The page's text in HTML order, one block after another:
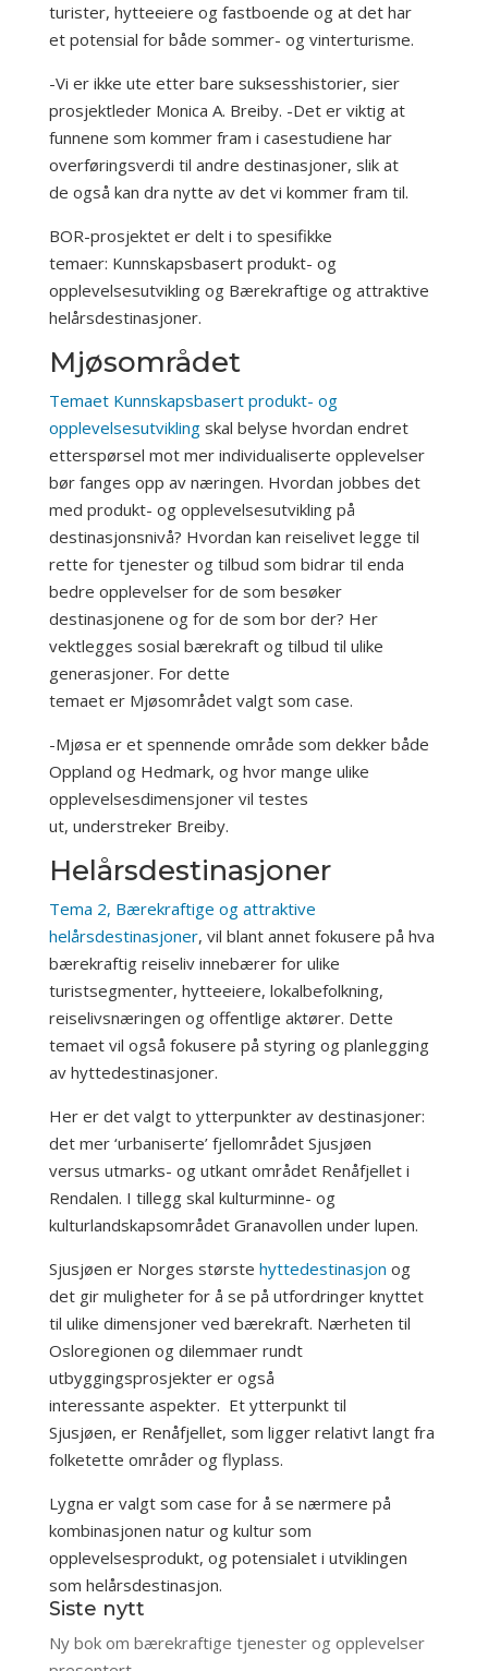
turister, hytteeiere og fastboende og at det har
et potensial for både sommer- og vinterturisme.
-Vi er ikke ute etter bare suksesshistorier, sier
prosjektleder Monica A. Breiby. -Det er viktig at
funnene som kommer fram i casestudiene har
overføringsverdi til andre destinasjoner, slik at
de også kan dra nytte av det vi kommer fram til.
BOR-prosjektet er delt i to spesifikke
temaer: Kunnskapsbasert produkt- og
opplevelsesutvikling og Bærekraftige og attraktive
helårsdestinasjoner.
Mjøsområdet
Temaet Kunnskapsbasert produkt- og
opplevelsesutviklingskal belyse hvordan endret
etterspørsel mot mer individualiserte opplevelser
bør fanges opp av næringen. Hvordan jobbes det
med produkt- og opplevelsesutvikling på
destinasjonsnivå? Hvordan kan reiselivet legge til
rette for tjenester og tilbud som bidrar til enda
bedre opplevelser for de som besøker
destinasjonene og for de som bor der? Her
vektlegges sosial bærekraft og tilbud til ulike
generasjoner. For dette
temaet er Mjøsområdet valgt som case.
-Mjøsa er et spennende område som dekker både
Oppland og Hedmark, og hvor mange ulike
opplevelsesdimensjoner vil testes
ut, understreker Breiby.
Helårsdestinasjoner
Tema 2, Bærekraftige og attraktive
helårsdestinasjoner, vil blant annet fokusere på hva
bærekraftig reiseliv innebærer for ulike
turistsegmenter, hytteeiere, lokalbefolkning,
reiselivsnæringen og offentlige aktører. Dette
temaet vil også fokusere på styring og planlegging
av hyttedestinasjoner.
Her er det valgt to ytterpunkter av destinasjoner:
det mer ‘urbaniserte’ fjellområdet Sjusjøen
versus utmarks- og utkant området Renåfjellet i
Rendalen. I tillegg skal kulturminne- og
kulturlandskapsområdet Granavollen under lupen.
Sjusjøen er Norges største hyttedestinasjon og
det gir muligheter for å se på utfordringer knyttet
til ulike dimensjoner ved bærekraft. Nærheten til
Osloregionen og dilemmaer rundt
utbyggingsprosjekter er også
interessante aspekter. Et ytterpunkt til
Sjusjøen, er Renåfjellet, som ligger relativt langt fra
folketette områder og flyplass.
Lygna er valgt som case for å se nærmere på
kombinasjonen natur og kultur som
opplevelsesprodukt, og potensialet i utviklingen
som helårsdestinasjon.
Siste nytt
Ny bok om bærekraftige tjenester og opplevelser